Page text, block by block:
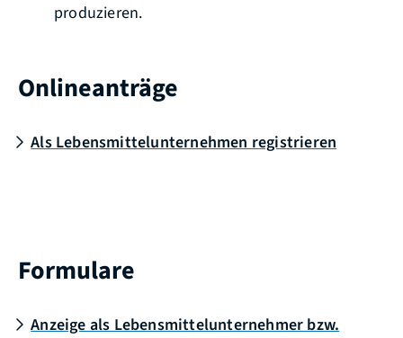
produzieren.
Onlineanträge
Als Lebensmittelunternehmen registrieren
Formulare
Anzeige als Lebensmittelunternehmer bzw.